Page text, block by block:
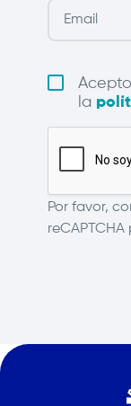
la
Por favor,